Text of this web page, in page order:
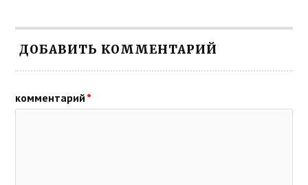
ДОБАВИТЬ КОММЕНТАРИЙ
комментарий *